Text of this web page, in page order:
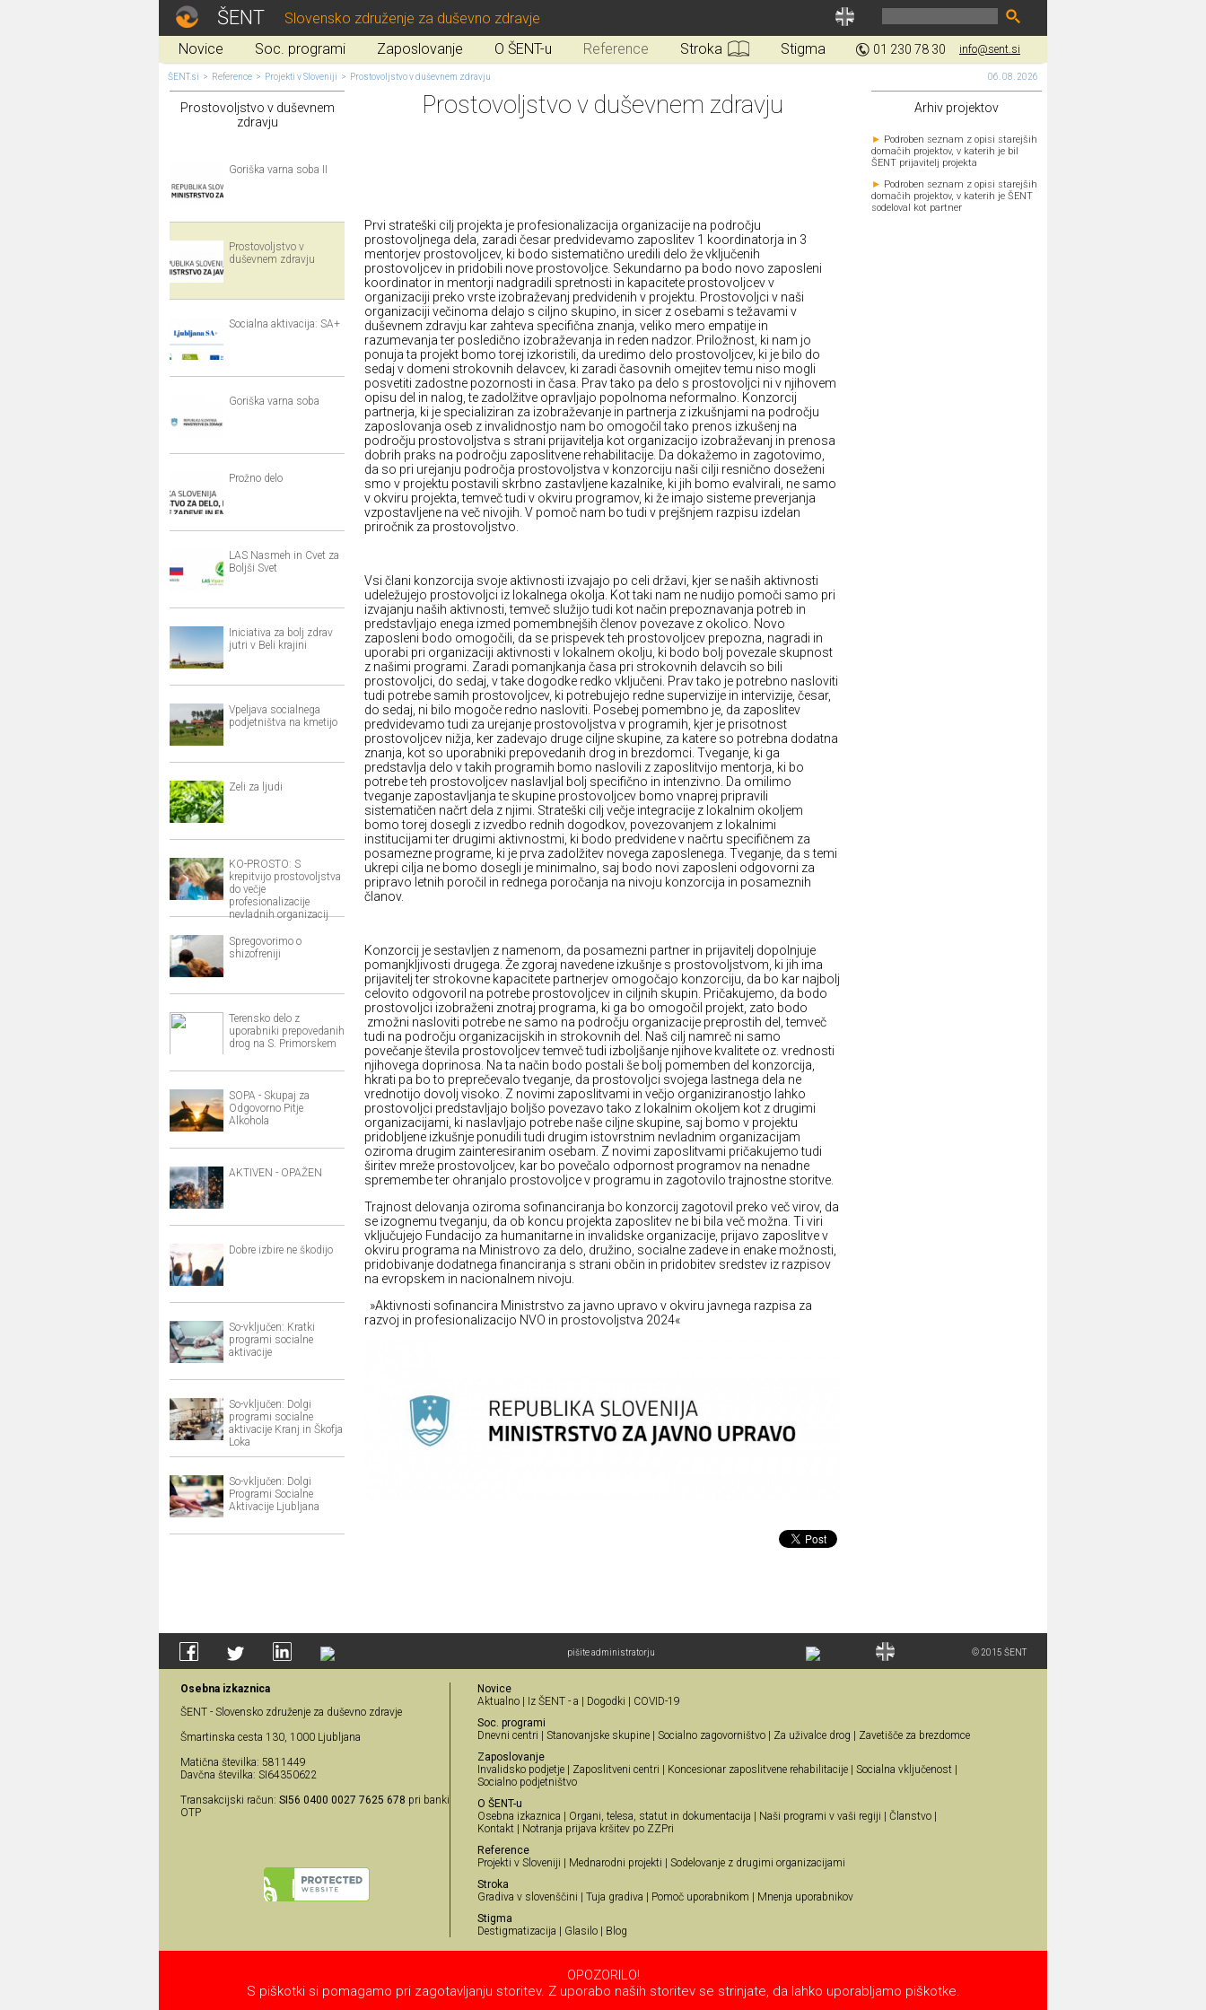
ŠENT Slovensko združenje za duševno zdravje
01 230 78 30
Novice Soc. programi Zaposlovanje O ŠENT-u Reference Stroka Stigma info@sent.si
06. 08. 2026
ŠENT.si > Reference > Projekti v Sloveniji > Prostovoljstvo v duševnem zdravju
Prostovoljstvo v duševnem
zdravju
Goriška varna soba II
Prostovoljstvo v
duševnem zdravju
Socialna aktivacija: SA+
Goriška varna soba
Prožno delo
LAS Nasmeh in Cvet za
Boljši Svet
Iniciativa za bolj zdrav
jutri v Beli krajini
Vpeljava socialnega
podjetništva na kmetijo
Zeli za ljudi
KO-PROSTO: S
krepitvijo prostovoljstva
do večje
profesionalizacije
nevladnih organizacij
Spregovorimo o
shizofreniji
Terensko delo z
uporabniki prepovedanih
drog na S. Primorskem
SOPA - Skupaj za
Odgovorno Pitje
Alkohola
AKTIVEN - OPAŽEN
Dobre izbire ne škodijo
So-vključen: Kratki
programi socialne
aktivacije
So-vključen: Dolgi
programi socialne
aktivacije Kranj in Škofja
Loka
So-vključen: Dolgi
Programi Socialne
Aktivacije Ljubljana
Prostovoljstvo v duševnem zdravju
Prvi strateški cilj projekta je profesionalizacija organizacije na področju
prostovoljnega dela, zaradi česar predvidevamo zaposlitev 1 koordinatorja in 3
mentorjev prostovoljcev, ki bodo sistematično uredili delo že vključenih
prostovoljcev in pridobili nove prostovoljce. Sekundarno pa bodo novo zaposleni
koordinator in mentorji nadgradili spretnosti in kapacitete prostovoljcev v
organizaciji preko vrste izobraževanj predvidenih v projektu. Prostovoljci v naši
organizaciji večinoma delajo s ciljno skupino, in sicer z osebami s težavami v
duševnem zdravju kar zahteva specifična znanja, veliko mero empatije in
razumevanja ter posledično izobraževanja in reden nadzor. Priložnost, ki nam jo
ponuja ta projekt bomo torej izkoristili, da uredimo delo prostovoljcev, ki je bilo do
sedaj v domeni strokovnih delavcev, ki zaradi časovnih omejitev temu niso mogli
posvetiti zadostne pozornosti in časa. Prav tako pa delo s prostovoljci ni v njihovem
opisu del in nalog, te zadolžitve opravljajo popolnoma neformalno. Konzorcij
partnerja, ki je specializiran za izobraževanje in partnerja z izkušnjami na področju
zaposlovanja oseb z invalidnostjo nam bo omogočil tako prenos izkušenj na
področju prostovoljstva s strani prijavitelja kot organizacijo izobraževanj in prenosa
dobrih praks na področju zaposlitvene rehabilitacije. Da dokažemo in zagotovimo,
da so pri urejanju področja prostovoljstva v konzorciju naši cilji resnično doseženi
smo v projektu postavili skrbno zastavljene kazalnike, ki jih bomo evalvirali, ne samo
v okviru projekta, temveč tudi v okviru programov, ki že imajo sisteme preverjanja
vzpostavljene na več nivojih. V pomoč nam bo tudi v prejšnjem razpisu izdelan
priročnik za prostovoljstvo.
Vsi člani konzorcija svoje aktivnosti izvajajo po celi državi, kjer se naših aktivnosti
udeležujejo prostovoljci iz lokalnega okolja. Kot taki nam ne nudijo pomoči samo pri
izvajanju naših aktivnosti, temveč služijo tudi kot način prepoznavanja potreb in
predstavljajo enega izmed pomembnejših členov povezave z okolico. Novo
zaposleni bodo omogočili, da se prispevek teh prostovoljcev prepozna, nagradi in
uporabi pri organizaciji aktivnosti v lokalnem okolju, ki bodo bolj povezale skupnost
z našimi programi. Zaradi pomanjkanja časa pri strokovnih delavcih so bili
prostovoljci, do sedaj, v take dogodke redko vključeni. Prav tako je potrebno nasloviti
tudi potrebe samih prostovoljcev, ki potrebujejo redne supervizije in intervizije, česar,
do sedaj, ni bilo mogoče redno nasloviti. Posebej pomembno je, da zaposlitev
predvidevamo tudi za urejanje prostovoljstva v programih, kjer je prisotnost
prostovoljcev nižja, ker zadevajo druge ciljne skupine, za katere so potrebna dodatna
znanja, kot so uporabniki prepovedanih drog in brezdomci. Tveganje, ki ga
predstavlja delo v takih programih bomo naslovili z zaposlitvijo mentorja, ki bo
potrebe teh prostovoljcev naslavljal bolj specifično in intenzivno. Da omilimo
tveganje zapostavljanja te skupine prostovoljcev bomo vnaprej pripravili
sistematičen načrt dela z njimi. Strateški cilj večje integracije z lokalnim okoljem
bomo torej dosegli z izvedbo rednih dogodkov, povezovanjem z lokalnimi
institucijami ter drugimi aktivnostmi, ki bodo predvidene v načrtu specifičnem za
posamezne programe, ki je prva zadolžitev novega zaposlenega. Tveganje, da s temi
ukrepi cilja ne bomo dosegli je minimalno, saj bodo novi zaposleni odgovorni za
pripravo letnih poročil in rednega poročanja na nivoju konzorcija in posameznih
članov.
Konzorcij je sestavljen z namenom, da posamezni partner in prijavitelj dopolnjuje
pomanjkljivosti drugega. Že zgoraj navedene izkušnje s prostovoljstvom, ki jih ima
prijavitelj ter strokovne kapacitete partnerjev omogočajo konzorciju, da bo kar najbolj
celovito odgovoril na potrebe prostovoljcev in ciljnih skupin. Pričakujemo, da bodo
prostovoljci izobraženi znotraj programa, ki ga bo omogočil projekt, zato bodo
zmožni nasloviti potrebe ne samo na področju organizacije preprostih del, temveč
tudi na področju organizacijskih in strokovnih del. Naš cilj namreč ni samo
povečanje števila prostovoljcev temveč tudi izboljšanje njihove kvalitete oz. vrednosti
njihovega doprinosa. Na ta način bodo postali še bolj pomemben del konzorcija,
hkrati pa bo to preprečevalo tveganje, da prostovoljci svojega lastnega dela ne
vrednotijo dovolj visoko. Z novimi zaposlitvami in večjo organiziranostjo lahko
prostovoljci predstavljajo boljšo povezavo tako z lokalnim okoljem kot z drugimi
organizacijami, ki naslavljajo potrebe naše ciljne skupine, saj bomo v projektu
pridobljene izkušnje ponudili tudi drugim istovrstnim nevladnim organizacijam
oziroma drugim zainteresiranim osebam. Z novimi zaposlitvami pričakujemo tudi
širitev mreže prostovoljcev, kar bo povečalo odpornost programov na nenadne
spremembe ter ohranjalo prostovoljce v programu in zagotovilo trajnostne storitve.
Trajnost delovanja oziroma sofinanciranja bo konzorcij zagotovil preko več virov, da
se izognemu tveganju, da ob koncu projekta zaposlitev ne bi bila več možna. Ti viri
vključujejo Fundacijo za humanitarne in invalidske organizacije, prijavo zaposlitve v
okviru programa na Ministrovo za delo, družino, socialne zadeve in enake možnosti,
pridobivanje dodatnega financiranja s strani občin in pridobitev sredstev iz razpisov
na evropskem in nacionalnem nivoju.
»Aktivnosti sofinancira Ministrstvo za javno upravo v okviru javnega razpisa za
razvoj in profesionalizacijo NVO in prostovoljstva 2024«
Arhiv projektov
► Podroben seznam z opisi starejših
domačih projektov, v katerih je bil
ŠENT prijavitelj projekta
► Podroben seznam z opisi starejših
domačih projektov, v katerih je ŠENT
sodeloval kot partner
pišite administratorju © 2015 ŠENT
Osebna izkaznica
ŠENT - Slovensko združenje za duševno zdravje
Šmartinska cesta 130, 1000 Ljubljana
Matična številka: 5811449
Davčna številka: SI64350622
Transakcijski račun: SI56 0400 0027 7625 678 pri banki
OTP
Novice
Aktualno | Iz ŠENT - a | Dogodki | COVID-19
Soc. programi
Dnevni centri | Stanovanjske skupine | Socialno zagovorništvo | Za uživalce drog | Zavetišče za brezdomce
Zaposlovanje
Invalidsko podjetje | Zaposlitveni centri | Koncesionar zaposlitvene rehabilitacije | Socialna vključenost |
Socialno podjetništvo
O ŠENT-u
Osebna izkaznica | Organi, telesa, statut in dokumentacija | Naši programi v vaši regiji | Članstvo |
Kontakt | Notranja prijava kršitev po ZZPri
Reference
Projekti v Sloveniji | Mednarodni projekti | Sodelovanje z drugimi organizacijami
Stroka
Gradiva v slovenščini | Tuja gradiva | Pomoč uporabnikom | Mnenja uporabnikov
Stigma
Destigmatizacija | Glasilo | Blog
OPOZORILO!
S piškotki si pomagamo pri zagotavljanju storitev. Z uporabo naših storitev se strinjate, da lahko uporabljamo piškotke.